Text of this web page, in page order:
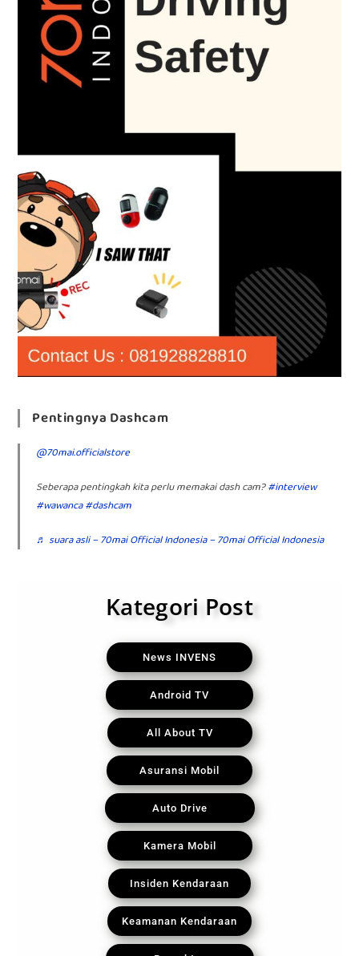
Pentingnya Dashcam
@70mai.officialstore
Seberapa pentingkah kita perlu memakai dash cam?#interview
#wawanca#dashcam
♬ suara asli – 70mai Official Indonesia – 70mai Official Indonesia
Kategori Post
News INVENS
Android TV
All About TV
Asuransi Mobil
Auto Drive
Kamera Mobil
Insiden Kendaraan
Keamanan Kendaraan